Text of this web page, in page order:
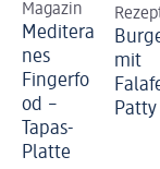
Magazin
Meditera
nes
Fingerfo
od –
Tapas-
Platte
mit
Patty